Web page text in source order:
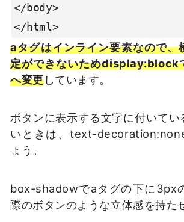
</body>
</html>
aタグはインライン要素なので、
定ができないためdisplay:block
へ変更しています。
ボタンに表示する文字に付いてい
いときは、text-
ょう。
box-shadowでaタグの下に3px
際のボタンのような立体感を持た